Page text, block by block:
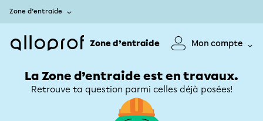
Zone d’entraide
Zone d’entraide Mon compte
La Zone d’entraide est en travaux.
Retrouve ta question parmi celles déjà posées!